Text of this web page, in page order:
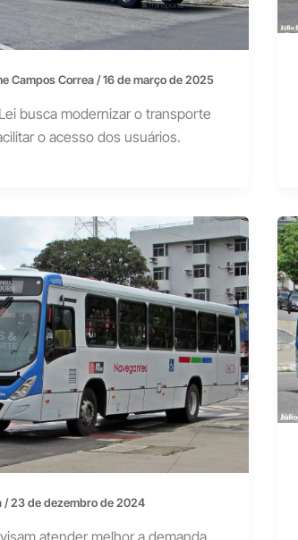
Campos Correa/16 de março de 2025
busca modernizar o transporte
o acesso dos usuários.
/23 de dezembro de 2024
atender melhor a demanda